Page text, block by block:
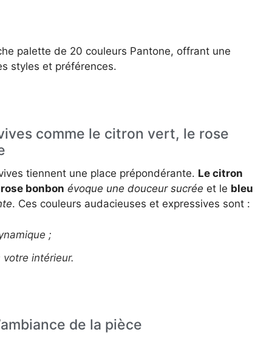
palette de 20 couleurs Pantone, offrant une
styles et préférences.
comme le citron vert, le rose
tiennent une place prépondérante. Le citron
bonbon évoque une douceur sucrée et le bleu
. Ces couleurs audacieuses et expressives sont :
;
intérieur.
de la pièce